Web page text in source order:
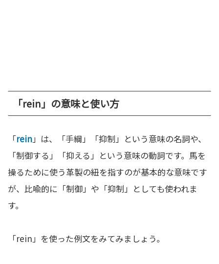
「rein」の意味と使い方
「rein」は、「手綱」「抑制」という意味の名詞や、
「制御する」「抑える」という意味の動詞です。馬を
操るために使う革製の紐を指すのが基本的な意味です
が、比喩的に「制御」や「抑制」としても使われま
す。
「rein」を使った例文をみてみましょう。